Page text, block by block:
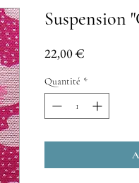
Suspension
22,00 €
Quantité *